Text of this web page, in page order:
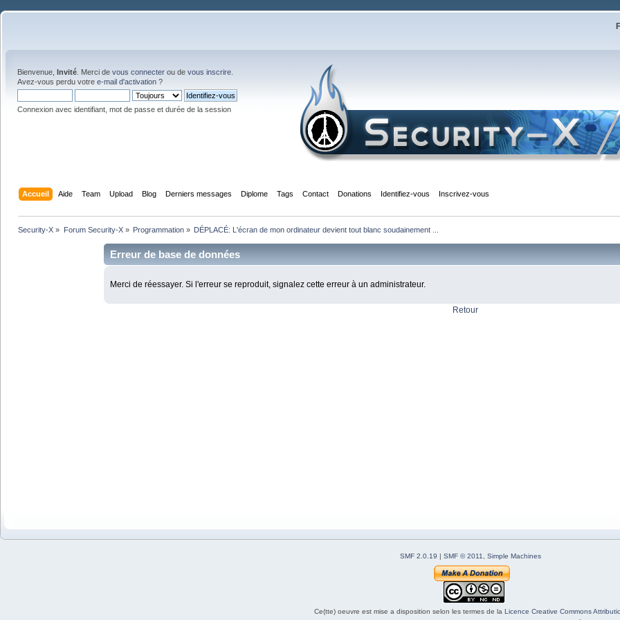
Bienvenue, Invité . Merci de vous connecter ou de vous inscrire
Avez-vous perdu votre e-mail d'activation ?
Connexion avec identifiant, mot de passe et durée de la session
Accueil Aide Team Upload Blog Derniers messages Diplome Tags Contact Donations Identifiez-vous Inscrivez-vous
Security-X » Forum Security-X» Programmation» DÉPLACÉ: L'écran de mon ordinateur devient tout blanc soudainement ...
Erreur de base de données
Merci de réessayer. Si l'erreur se reproduit, signalez cette erreur à un administrateur.
Retour
SMF 2.0.19 | SMF © 2011 Simple Machines
Ce(tte) oeuvre est mise a disposition selon les termes de la Licence Creative Commons